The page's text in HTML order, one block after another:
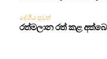
දේශීය පුවත්
රත්මලාන රත් කළ